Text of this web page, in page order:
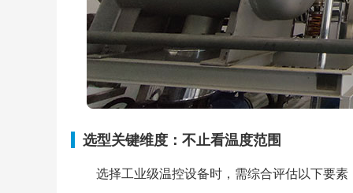
选型关键维度：不止看温度范围
选择工业级温控设备时，需综合评估以下要素